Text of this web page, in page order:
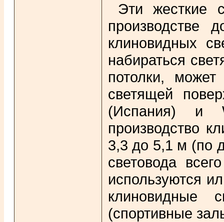
Эти жесткие
клиновидных
набираться
потолки,
светящей
(Испания) и
производство
3,3 до 5,1 м (по
световода
используются
клиновидные
(спортивные